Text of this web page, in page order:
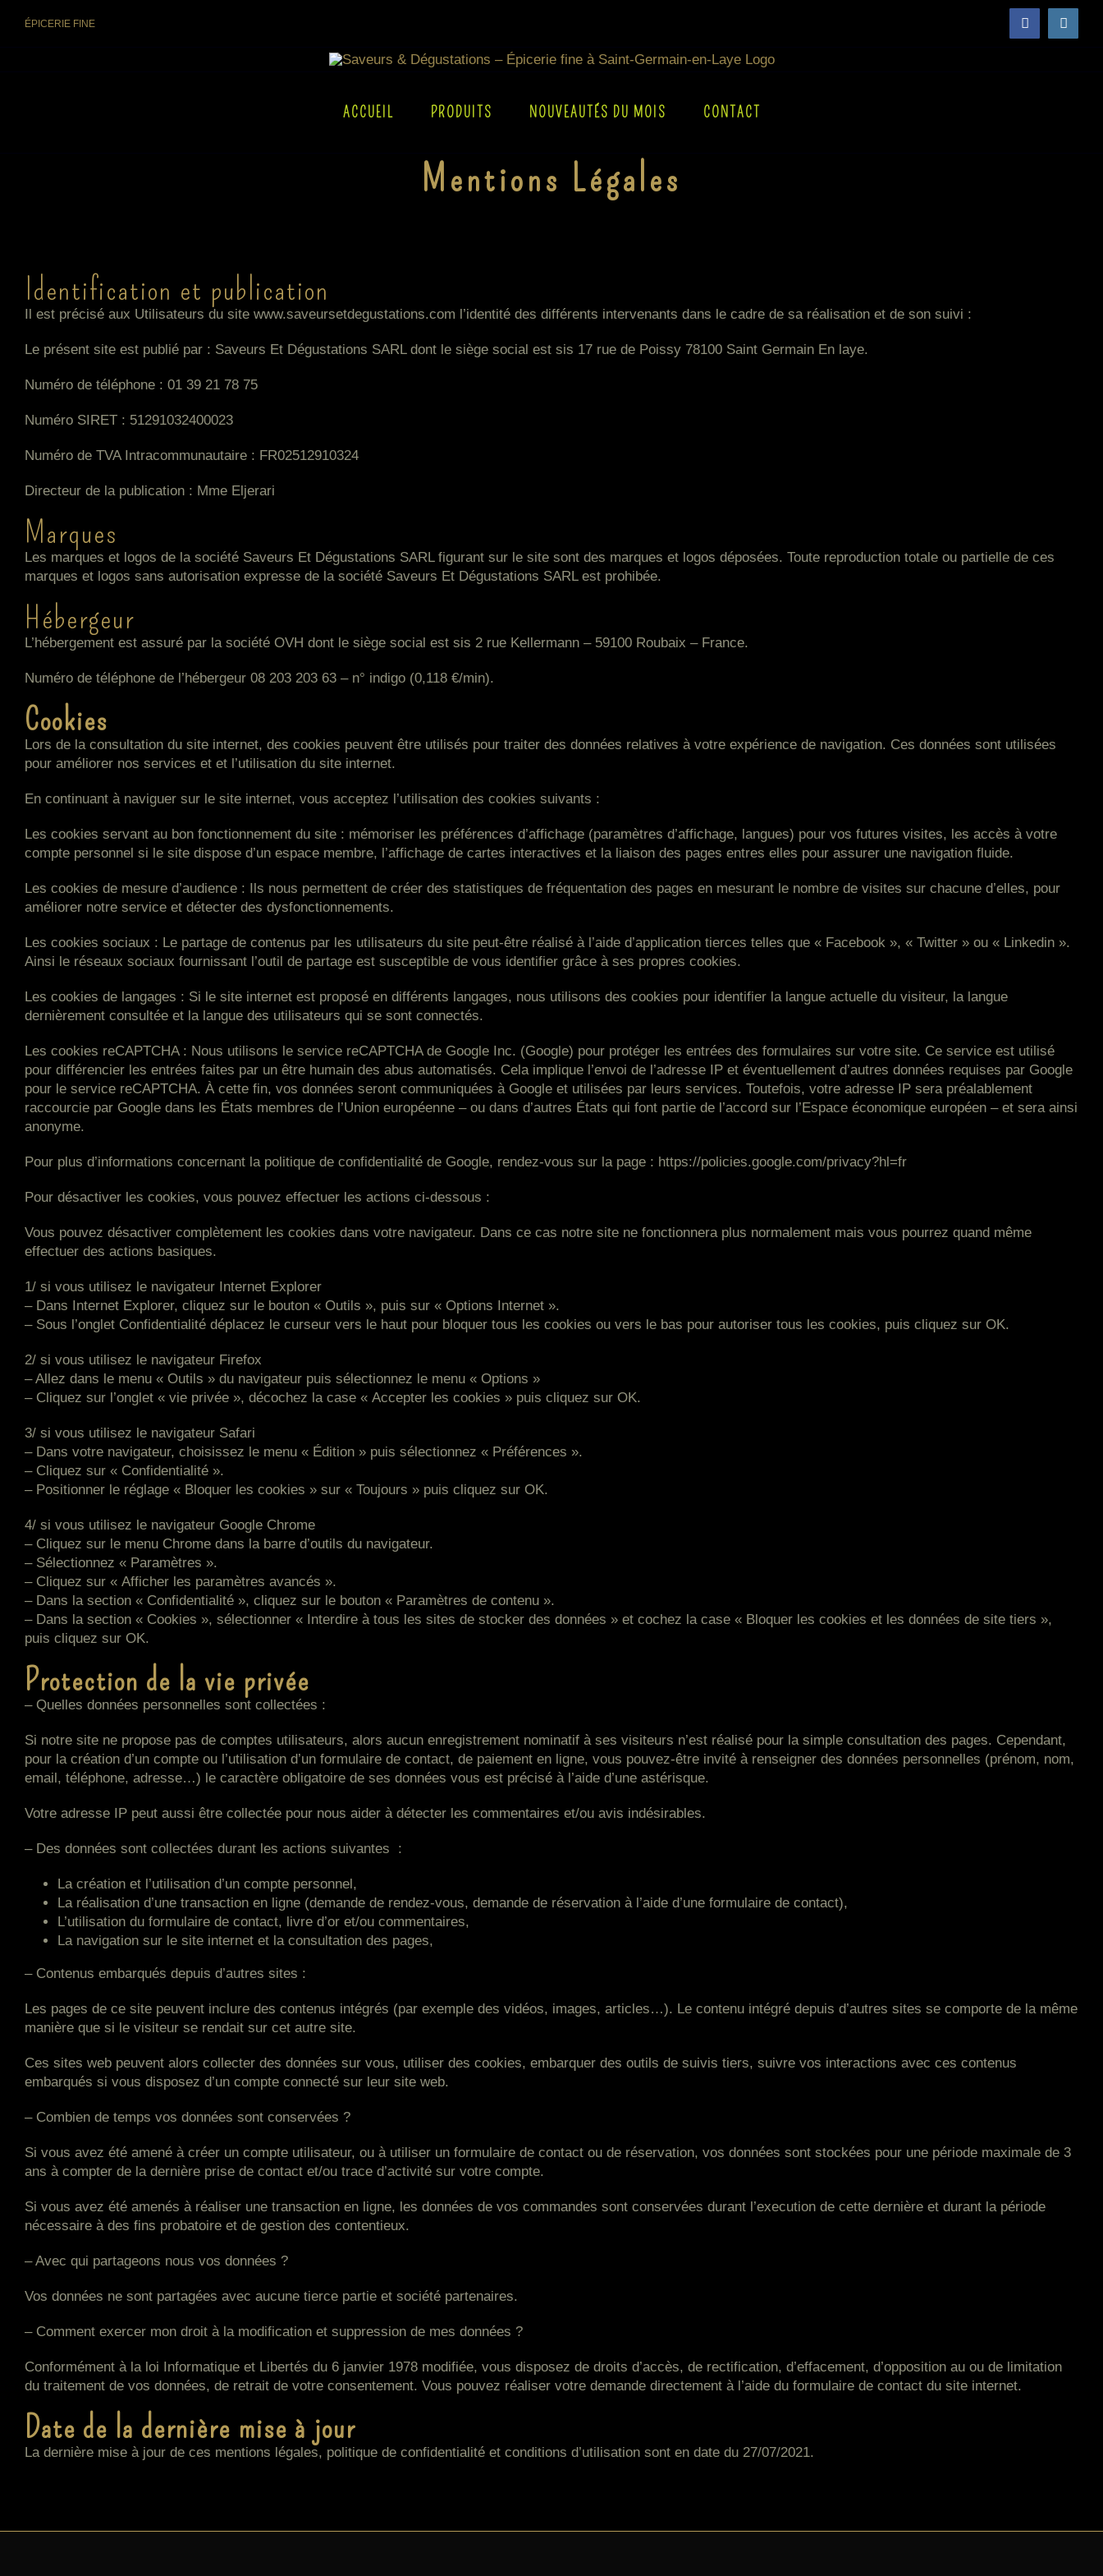
ÉPICERIE FINE Facebook
ACCUEIL PRODUITS NOUVEAUTÉS DU MOIS CONTACT
Mentions Légales
Identification et publication
Il est précisé aux Utilisateurs du site www.saveursetdegustations.com l’identité des différents intervenants dans le cadre de sa réalisation et de son suivi :
Le présent site est publié par : Saveurs Et Dégustations SARL dont le siège social est sis 17 rue de Poissy 78100 Saint Germain En laye.
Numéro de téléphone : 01 39 21 78 75
Numéro SIRET : 51291032400023
Numéro de TVA Intracommunautaire : FR02512910324
Directeur de la publication : Mme Eljerari
Marques
Les marques et logos de la société Saveurs Et Dégustations SARL figurant sur le site sont des marques et logos déposées. Toute reproduction totale ou partielle de ces
marques et logos sans autorisation expresse de la société Saveurs Et Dégustations SARL est prohibée.
Hébergeur
L’hébergement est assuré par la société OVH dont le siège social est sis 2 rue Kellermann – 59100 Roubaix – France.
Numéro de téléphone de l’hébergeur 08 203 203 63 – n° indigo (0,118 €/min).
Cookies
Lors de la consultation du site internet, des cookies peuvent être utilisés pour traiter des données relatives à votre expérience de navigation. Ces données sont utilisées
pour améliorer nos services et et l’utilisation du site internet.
En continuant à naviguer sur le site internet, vous acceptez l’utilisation des cookies suivants :
Les cookies servant au bon fonctionnement du site : mémoriser les préférences d’affichage (paramètres d’affichage, langues) pour vos futures visites, les accès à votre
compte personnel si le site dispose d’un espace membre, l’affichage de cartes interactives et la liaison des pages entres elles pour assurer une navigation fluide.
Les cookies de mesure d’audience : Ils nous permettent de créer des statistiques de fréquentation des pages en mesurant le nombre de visites sur chacune d’elles, pour
améliorer notre service et détecter des dysfonctionnements.
Les cookies sociaux : Le partage de contenus par les utilisateurs du site peut-être réalisé à l’aide d’application tierces telles que « Facebook », « Twitter » ou « Linkedin ».
Ainsi le réseaux sociaux fournissant l’outil de partage est susceptible de vous identifier grâce à ses propres cookies.
Les cookies de langages : Si le site internet est proposé en différents langages, nous utilisons des cookies pour identifier la langue actuelle du visiteur, la langue
dernièrement consultée et la langue des utilisateurs qui se sont connectés.
Les cookies reCAPTCHA : Nous utilisons le service reCAPTCHA de Google Inc. (Google) pour protéger les entrées des formulaires sur votre site. Ce service est utilisé
pour différencier les entrées faites par un être humain des abus automatisés. Cela implique l’envoi de l’adresse IP et éventuellement d’autres données requises par Google
pour le service reCAPTCHA. À cette fin, vos données seront communiquées à Google et utilisées par leurs services. Toutefois, votre adresse IP sera préalablement
raccourcie par Google dans les États membres de l’Union européenne – ou dans d’autres États qui font partie de l’accord sur l’Espace économique européen – et sera ainsi
anonyme.
Pour plus d’informations concernant la politique de confidentialité de Google, rendez-vous sur la page : https://policies.google.com/privacy?hl=fr
Pour désactiver les cookies, vous pouvez effectuer les actions ci-dessous :
Vous pouvez désactiver complètement les cookies dans votre navigateur. Dans ce cas notre site ne fonctionnera plus normalement mais vous pourrez quand même
effectuer des actions basiques.
1/ si vous utilisez le navigateur Internet Explorer
– Dans Internet Explorer, cliquez sur le bouton « Outils », puis sur « Options Internet ».
– Sous l’onglet Confidentialité déplacez le curseur vers le haut pour bloquer tous les cookies ou vers le bas pour autoriser tous les cookies, puis cliquez sur OK.
2/ si vous utilisez le navigateur Firefox
– Allez dans le menu « Outils » du navigateur puis sélectionnez le menu « Options »
– Cliquez sur l’onglet « vie privée », décochez la case « Accepter les cookies » puis cliquez sur OK.
3/ si vous utilisez le navigateur Safari
– Dans votre navigateur, choisissez le menu « Édition » puis sélectionnez « Préférences ».
– Cliquez sur « Confidentialité ».
– Positionner le réglage « Bloquer les cookies » sur « Toujours » puis cliquez sur OK.
4/ si vous utilisez le navigateur Google Chrome
– Cliquez sur le menu Chrome dans la barre d’outils du navigateur.
– Sélectionnez « Paramètres ».
– Cliquez sur « Afficher les paramètres avancés ».
– Dans la section « Confidentialité », cliquez sur le bouton « Paramètres de contenu ».
– Dans la section « Cookies », sélectionner « Interdire à tous les sites de stocker des données » et cochez la case « Bloquer les cookies et les données de site tiers »,
puis cliquez sur OK.
Protection de la vie privée
– Quelles données personnelles sont collectées :
Si notre site ne propose pas de comptes utilisateurs, alors aucun enregistrement nominatif à ses visiteurs n’est réalisé pour la simple consultation des pages. Cependant,
pour la création d’un compte ou l’utilisation d’un formulaire de contact, de paiement en ligne, vous pouvez-être invité à renseigner des données personnelles (prénom, nom,
email, téléphone, adresse…) le caractère obligatoire de ses données vous est précisé à l’aide d’une astérisque.
Votre adresse IP peut aussi être collectée pour nous aider à détecter les commentaires et/ou avis indésirables.
– Des données sont collectées durant les actions suivantes :
La création et l’utilisation d’un compte personnel,
La réalisation d’une transaction en ligne (demande de rendez-vous, demande de réservation à l’aide d’une formulaire de contact),
L’utilisation du formulaire de contact, livre d’or et/ou commentaires,
La navigation sur le site internet et la consultation des pages,
– Contenus embarqués depuis d’autres sites :
Les pages de ce site peuvent inclure des contenus intégrés (par exemple des vidéos, images, articles…). Le contenu intégré depuis d’autres sites se comporte de la même
manière que si le visiteur se rendait sur cet autre site.
Ces sites web peuvent alors collecter des données sur vous, utiliser des cookies, embarquer des outils de suivis tiers, suivre vos interactions avec ces contenus
embarqués si vous disposez d’un compte connecté sur leur site web.
– Combien de temps vos données sont conservées ?
Si vous avez été amené à créer un compte utilisateur, ou à utiliser un formulaire de contact ou de réservation, vos données sont stockées pour une période maximale de 3
ans à compter de la dernière prise de contact et/ou trace d’activité sur votre compte.
Si vous avez été amenés à réaliser une transaction en ligne, les données de vos commandes sont conservées durant l’execution de cette dernière et durant la période
nécessaire à des fins probatoire et de gestion des contentieux.
– Avec qui partageons nous vos données ?
Vos données ne sont partagées avec aucune tierce partie et société partenaires.
– Comment exercer mon droit à la modification et suppression de mes données ?
Conformément à la loi Informatique et Libertés du 6 janvier 1978 modifiée, vous disposez de droits d’accès, de rectification, d’effacement, d’opposition au ou de limitation
du traitement de vos données, de retrait de votre consentement. Vous pouvez réaliser votre demande directement à l’aide du formulaire de contact du site internet.
Date de la dernière mise à jour
La dernière mise à jour de ces mentions légales, politique de confidentialité et conditions d’utilisation sont en date du 27/07/2021.